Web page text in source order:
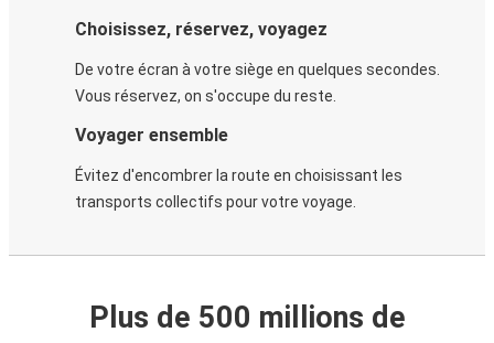
Choisissez, réservez, voyagez
De votre écran à votre siège en quelques secondes.
Vous réservez, on s'occupe du reste.
Voyager ensemble
Évitez d'encombrer la route en choisissant les
transports collectifs pour votre voyage.
Plus de 500 millions de